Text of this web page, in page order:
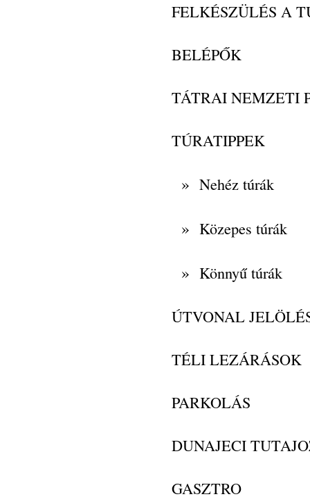
FELKÉSZÜLÉS A
BELÉPŐK
TÁTRAI NEMZETI
TÚRATIPPEK
» Nehéz túrák
» Közepes túrák
» Könnyű túrák
ÚTVONAL
TÉLI LEZÁRÁSOK
PARKOLÁS
DUNAJECI
GASZTRO